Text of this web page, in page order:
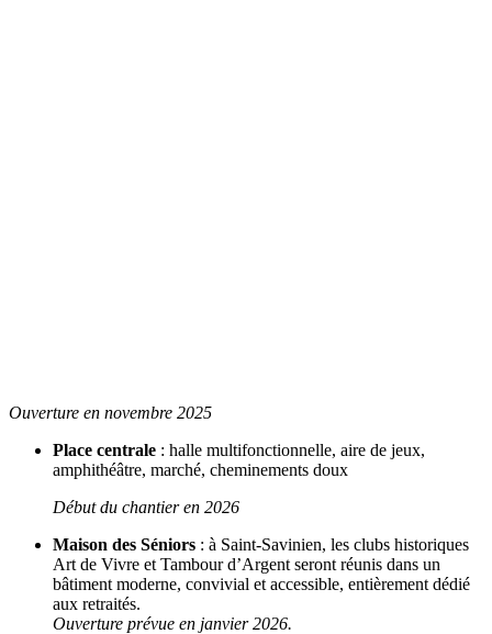
Ouverture en novembre 2025
Place centrale : halle multifonctionnelle, aire de jeux,
amphithéâtre, marché, cheminements doux
Début du chantier en 2026
Maison des Séniors : à Saint-Savinien, les clubs historiques
Art de Vivre et Tambour d’Argent seront réunis dans un
bâtiment moderne, convivial et accessible, entièrement dédié
aux retraités.
Ouverture prévue en janvier 2026.